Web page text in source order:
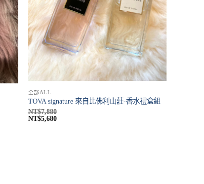
全部ALL
TOVA signature 來自比佛利山莊-香水禮盒組
NT$7,880
NT$5,680